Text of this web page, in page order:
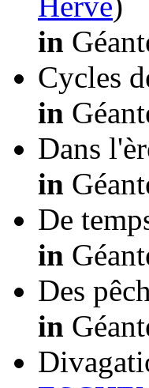
in
Cycles
in
Dans
in
De
in
Des
in